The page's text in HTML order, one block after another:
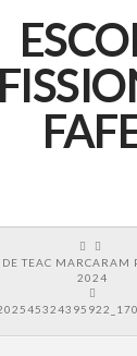
HOME
TEAC MARCARAM
2024